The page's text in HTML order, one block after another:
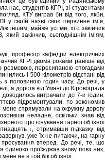
нас, студентів КГРІ, зі студентами
КТУ виграв би від того, якби,
у своїй назві своє первинне ім’я,
іншим, майже усі ми, хто закінчив
закінчив, сьогоднішнім ім’ям,
професор кафедри електричних
КГРІ двома роками раніше від
розмовою, пересипаною спогадами
і 500 кілометрів відстані від
з половиною годин часу. До речі, у
а дорога від Умані до Кіровограда
доводилось витрачати до 7-и годин.
підремонтували, то зекономив
мене спрямували на окружну дорогу
неладне, оскільки знав від
про існування гарної об’їзної
і, отримавши підказку від
уже їх не питаючи, на гарну
просування вперед. До речі, те, що
проїжджав знову повз них,
не в той бік об’їзної.